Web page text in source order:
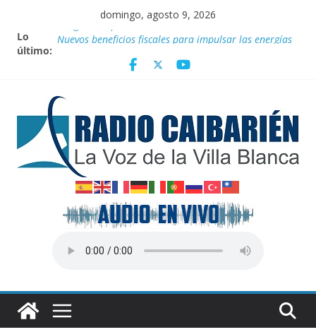
contenido
domingo, agosto 9, 2026
Lo
último:
Vanguardia por 3 años consecutivos
renovables en Cuba
Fidel y el deporte